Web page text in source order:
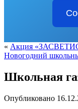
« Акция
Новогодний
Школьная
Опубликовано